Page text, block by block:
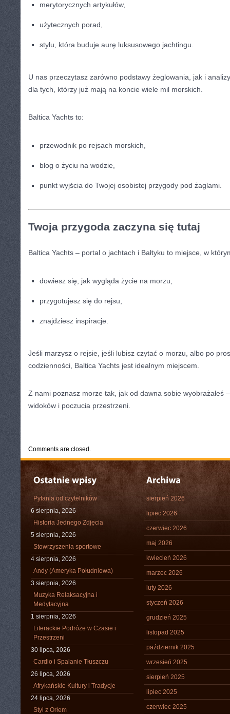
merytorycznych artykułów,
użytecznych porad,
stylu, która buduje aurę luksusowego jachtingu.
U nas przeczytasz zarówno podstawy żeglowania, jak i
dla tych, którzy już mają na koncie wiele mil morskich.
Baltica Yachts to:
przewodnik po rejsach morskich,
blog o życiu na wodzie,
punkt wyjścia do Twojej osobistej przygody pod żaglami.
Twoja przygoda zaczyna się tutaj
Baltica Yachts – portal o jachtach i Bałtyku to miejsce, w
dowiesz się, jak wygląda życie na morzu,
przygotujesz się do rejsu,
znajdziesz inspiracje.
Jeśli marzysz o rejsie, jeśli lubisz czytać o morzu, albo po
codzienności, Baltica Yachts jest idealnym miejscem.
Z nami poznasz morze tak, jak od dawna sobie wyobrażałeś
widoków i poczucia przestrzeni.
Comments are closed.
Pytania od czytelników
6 sierpnia, 2026
Historia Jednego Zdjęcia
5 sierpnia, 2026
Stowrzyszenia sportowe
4 sierpnia, 2026
Andy (Ameryka Południowa)
3 sierpnia, 2026
Muzyka Relaksacyjna i
Medytacyjna
1 sierpnia, 2026
Literackie Podróże w Czasie i
Przestrzeni
30 lipca, 2026
Cardio i Spalanie Tłuszczu
26 lipca, 2026
Afrykańskie Kultury i Tradycje
24 lipca, 2026
Styl z Orłem
sierpień 2026
lipiec 2026
czerwiec 2026
maj 2026
kwiecień 2026
marzec 2026
luty 2026
styczeń 2026
grudzień 2025
listopad 2025
październik 2025
wrzesień 2025
sierpień 2025
lipiec 2025
czerwiec 2025